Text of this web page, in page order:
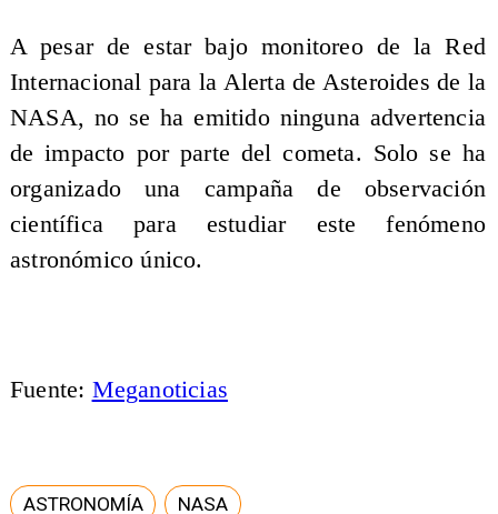
A pesar de estar bajo monitoreo de la Red
Internacional para la Alerta de Asteroides de la
NASA, no se ha emitido ninguna advertencia
de impacto por parte del cometa. Solo se ha
organizado una campaña de observación
científica para estudiar este fenómeno
astronómico único.
Fuente: Meganoticias
ASTRONOMÍA NASA